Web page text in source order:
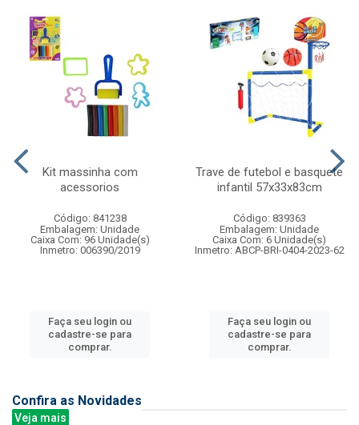
Kit massinha com
acessorios
Código: 841238
Embalagem: Unidade
Caixa Com: 96 Unidade(s)
Inmetro: 006390/2019
Faça seu login ou
cadastre-se para
comprar.
Trave de futebol e basquete
infantil 57x33x83cm
Código: 839363
Embalagem: Unidade
Caixa Com: 6 Unidade(s)
Inmetro: ABCP-BRI-0404-2023-62
Faça seu login ou
cadastre-se para
comprar.
Confira as Novidades
Veja mais